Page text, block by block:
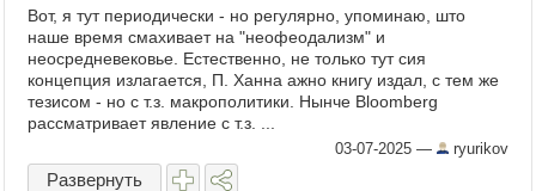
Вот, я тут периодически - но регулярно, упоминаю, што
наше время смахивает на "неофеодализм" и
неосредневековье. Естественно, не только тут сия
концепция излагается, П. Ханна ажно книгу издал, с тем же
тезисом - но с т.з. макрополитики. Нынче Bloomberg
рассматривает явление с т.з. ...
03-07-2025 — ryurikov
Развернуть